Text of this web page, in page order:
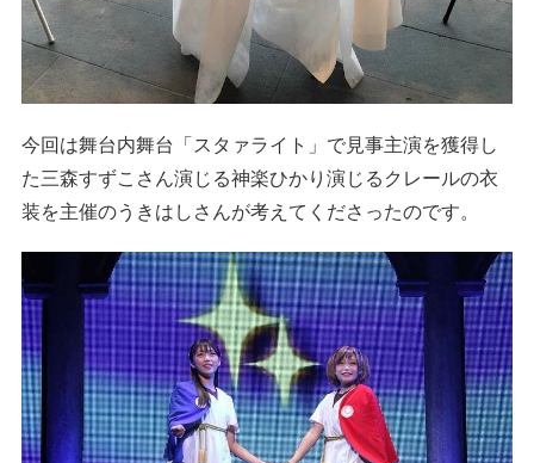
今回は舞台内舞台「スタァライト」で見事主演を獲得し
た三森すずこさん演じる神楽ひかり演じるクレールの衣
装を主催のうきはしさんが考えてくださったのです。